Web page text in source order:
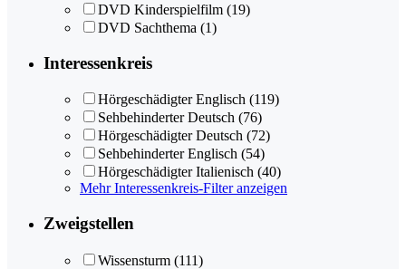
DVD Kinderspielfilm (19)
DVD Sachthema (1)
Interessenkreis
Hörgeschädigter Englisch (119)
Sehbehinderter Deutsch (76)
Hörgeschädigter Deutsch (72)
Sehbehinderter Englisch (54)
Hörgeschädigter Italienisch (40)
Mehr Interessenkreis-Filter anzeigen
Zweigstellen
Wissensturm (111)